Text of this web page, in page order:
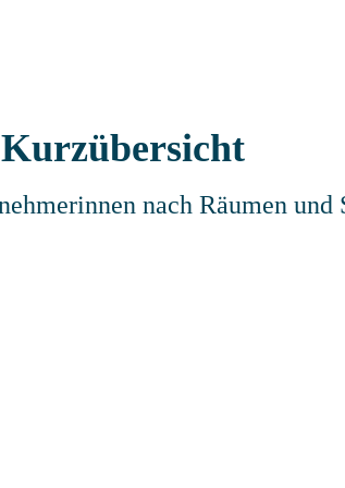
Kurzübersicht
nach Räumen und